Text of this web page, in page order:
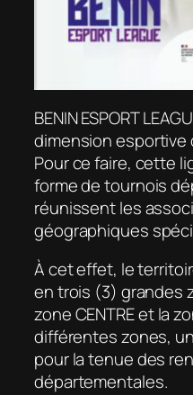
BENIN ESPORT
dimension esportive
Pour ce faire, cette
forme de tournois
réunissent les
géographiques
À cet effet, le
en trois (3) grandes
zone CENTRE et la
différentes zones,
pour la tenue des
départementales.